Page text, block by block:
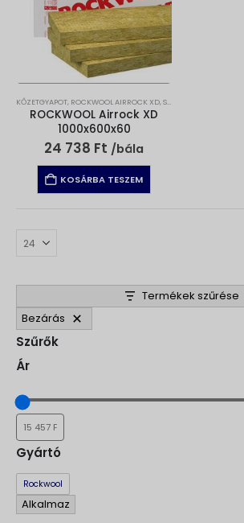
KŐZETGYAPOT, ROCKWOOL AIRROCK XD, SZIGETELÉS
ROCKWOOL Airrock XD
1000x600x60
24 738 Ft /bála
KOSÁRBA TESZEM
Termékek szűrése
Bezárás
Szűrők
Ár
Gyártó
Gyártó
Rockwool
Alkalmaz